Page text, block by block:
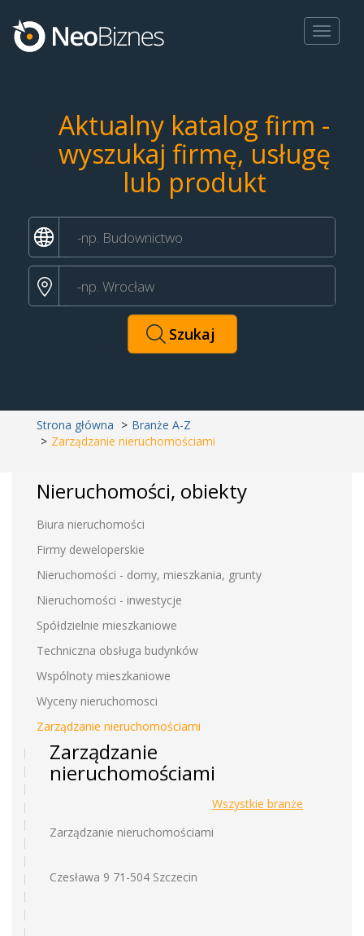
Toggle
Aktualny katalog firm -
wyszukaj firmę, usługę
lub produkt
Strona główna
Branże A-Z
Zarządzanie nieruchomościami
Nieruchomości, obiekty
Biura nieruchomości
Firmy deweloperskie
Nieruchomości - domy, mieszkania, grunty
Nieruchomości - inwestycje
Spółdzielnie mieszkaniowe
Techniczna obsługa budynków
Wspólnoty mieszkaniowe
Wyceny nieruchomosci
Zarządzanie nieruchomościami
Zarządzanie
nieruchomościami
Wszystkie branże
Zarządzanie nieruchomościami
Czesława 9 71-504 Szczecin